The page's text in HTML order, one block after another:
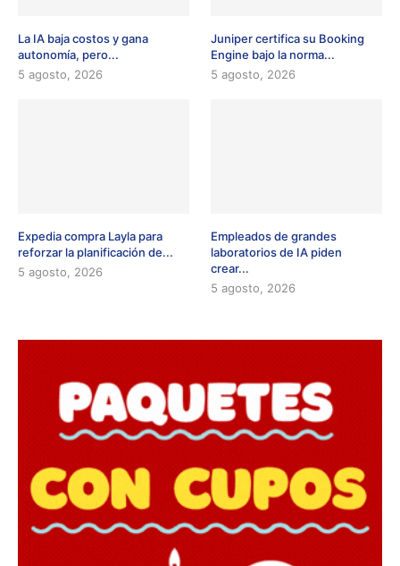
La IA baja costos y gana
autonomía, pero...
5 agosto, 2026
Juniper certifica su Booking
Engine bajo la norma...
5 agosto, 2026
Expedia compra Layla para
reforzar la planificación de...
5 agosto, 2026
Empleados de grandes
laboratorios de IA piden
crear...
5 agosto, 2026